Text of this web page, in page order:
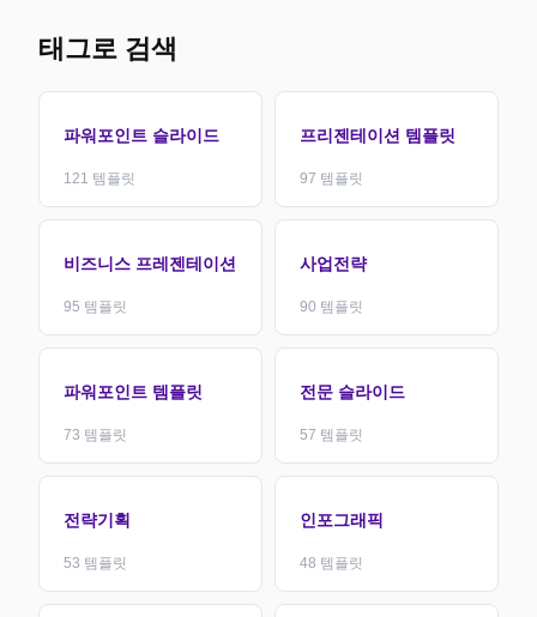
태그로 검색
파워포인트 슬라이드
121 템플릿
프리젠테이션 템플릿
97 템플릿
비즈니스 프레젠테이션
95 템플릿
사업전략
90 템플릿
파워포인트 템플릿
73 템플릿
전문 슬라이드
57 템플릿
전략기획
53 템플릿
인포그래픽
48 템플릿